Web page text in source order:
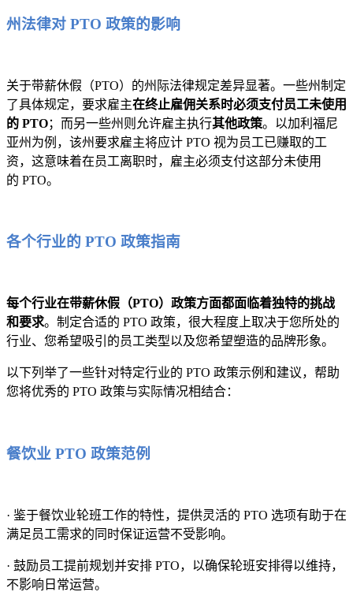
州法律对 PTO 政策的影响
关于带薪休假（PTO）的州际法律规定差异显著。一些州制定
了具体规定，要求雇主在终止雇佣关系时必须支付员工未使用
的 PTO；而另一些州则允许雇主执行其他政策。以加利福尼
亚州为例，该州要求雇主将应计 PTO 视为员工已赚取的工
资，这意味着在员工离职时，雇主必须支付这部分未使用
的 PTO。
各个行业的 PTO 政策指南
每个行业在带薪休假（PTO）政策方面都面临着独特的挑战
和要求。制定合适的 PTO 政策，很大程度上取决于您所处的
行业、您希望吸引的员工类型以及您希望塑造的品牌形象。
以下列举了一些针对特定行业的 PTO 政策示例和建议，帮助
您将优秀的 PTO 政策与实际情况相结合：
餐饮业 PTO 政策范例
· 鉴于餐饮业轮班工作的特性，提供灵活的 PTO 选项有助于在
满足员工需求的同时保证运营不受影响。
· 鼓励员工提前规划并安排 PTO，以确保轮班安排得以维持，
不影响日常运营。